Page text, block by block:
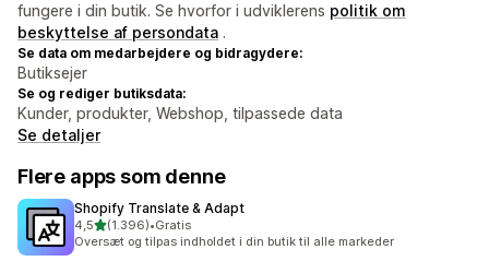
fungere i din butik. Se hvorfor i udviklerens politik om
beskyttelse af persondata .
Se data om medarbejdere og bidragydere:
Butiksejer
Se og rediger butiksdata:
Kunder, produkter, Webshop, tilpassede data
Se detaljer
Flere apps som denne
Shopify Translate & Adapt
4,5ud af 5 stjerner
(1.396)
1396 anmeldelser i alt
•Gratis
Oversæt og tilpas indholdet i din butik til alle markeder